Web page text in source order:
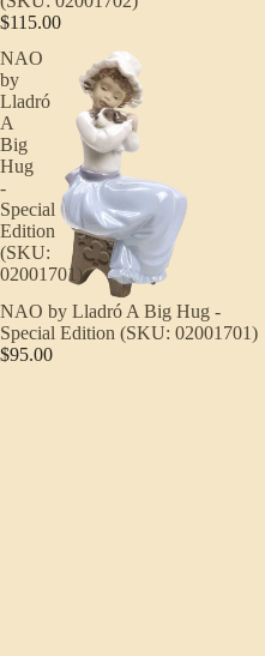
$115.00
NAO
by
Lladró
A
Big
Hug
-
Special
Edition
(SKU:
02001701)
NAO by Lladró A Big Hug -
Special Edition (SKU: 02001701)
$95.00